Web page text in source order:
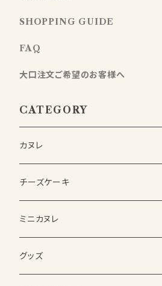
SHOPPING GUIDE
FAQ
大口注文ご希望のお客様へ
CATEGORY
カヌレ
詰め合わせSET
(熨斗付き)詰め合わせSET
単品
チーズケーキ
ミニカヌレ
グッズ